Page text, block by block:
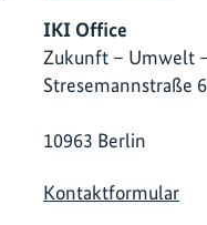
IKI Office
Zukunft – Umwelt
Stresemannstraße
10963 Berlin
Kontaktformular